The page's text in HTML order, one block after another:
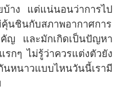
บ้าง แต่แน่นอนว่าการไป
คุ้นชินกับสภาพอากาศการ
คัญ และมักเกิดเป็นปัญหา
กๆ ไม่รู้ว่าควรแต่งตัวยัง
นหนาวแบบไหนวันนี้เรามี